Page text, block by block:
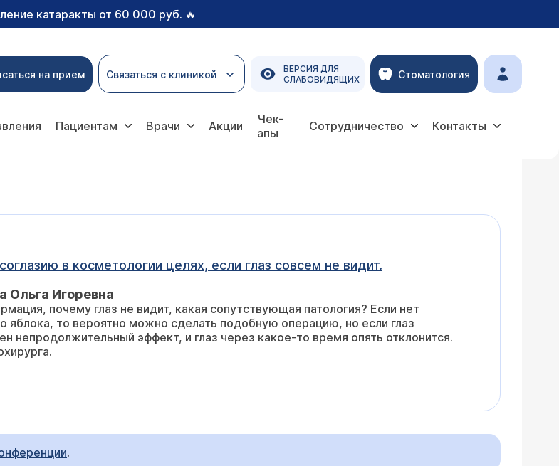
катаракты от 60 000 руб. 🔥
на прием Связаться с клиникой
ВЕРСИЯ ДЛЯ
СЛАБОВИДЯЩИХ
Стоматология
Пациентам Врачи Акции
Чек-
апы
Сотрудничество Контакты
в косметологии целях, если глаз совсем не видит.
Ольга Игоревна
почему глаз не видит, какая сопутствующая патология? Если нет
яблока, то вероятно можно сделать подобную операцию, но если глаз
непродолжительный эффект, и глаз через какое-то время опять отклонится.
.